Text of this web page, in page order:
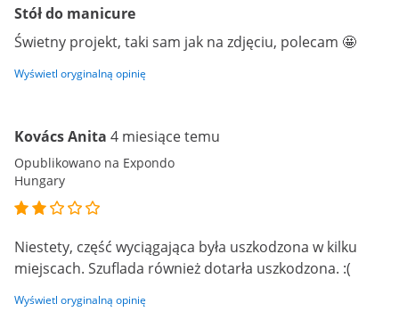
Stół do manicure
Świetny projekt, taki sam jak na zdjęciu, polecam 🤩
Wyświetl oryginalną opinię
Kovács Anita 4 miesiące temu
Opublikowano na Expondo
Hungary
Niestety, część wyciągająca była uszkodzona w kilku
miejscach. Szuflada również dotarła uszkodzona. :(
Wyświetl oryginalną opinię